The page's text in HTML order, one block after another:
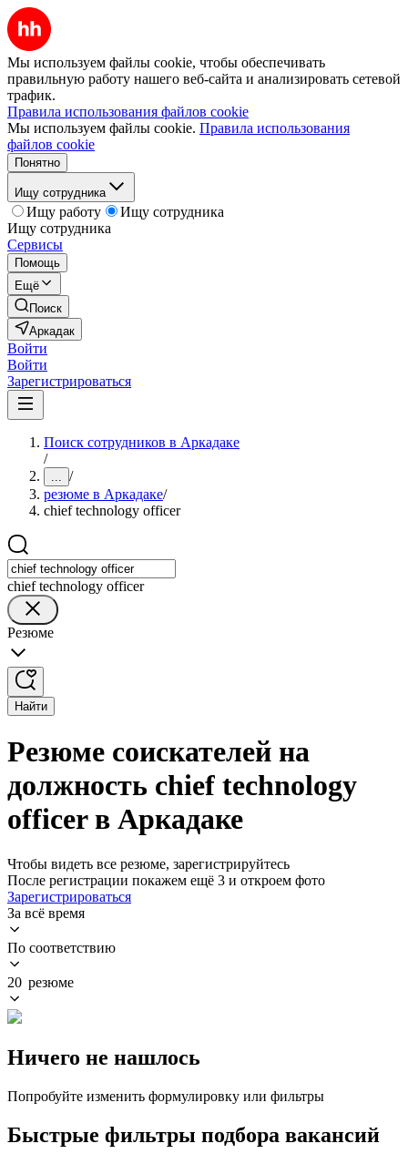
Мы используем файлы cookie, чтобы обеспечивать
правильную работу нашего веб-сайта и анализировать сетевой
трафик.
Правила использования файлов cookie
Мы используем файлы cookie. Правила использования
файлов cookie
Понятно
Ищу сотрудника
Ищу работу
Ищу сотрудника
Ищу сотрудника
Сервисы
Помощь
Ещё
Поиск
Аркадак
Войти
Войти
Зарегистрироваться
Поиск сотрудников в Аркадаке
/
... /
резюме в Аркадаке/
chief technology officer
chief technology officer
Резюме
Найти
Резюме соискателей на
должность chief technology
officer в Аркадаке
Чтобы видеть все резюме, зарегистрируйтесь
После регистрации покажем ещё 3 и откроем фото
Зарегистрироваться
За всё время
По соответствию
20 резюме
Ничего не нашлось
Попробуйте изменить формулировку или фильтры
Быстрые фильтры подбора вакансий